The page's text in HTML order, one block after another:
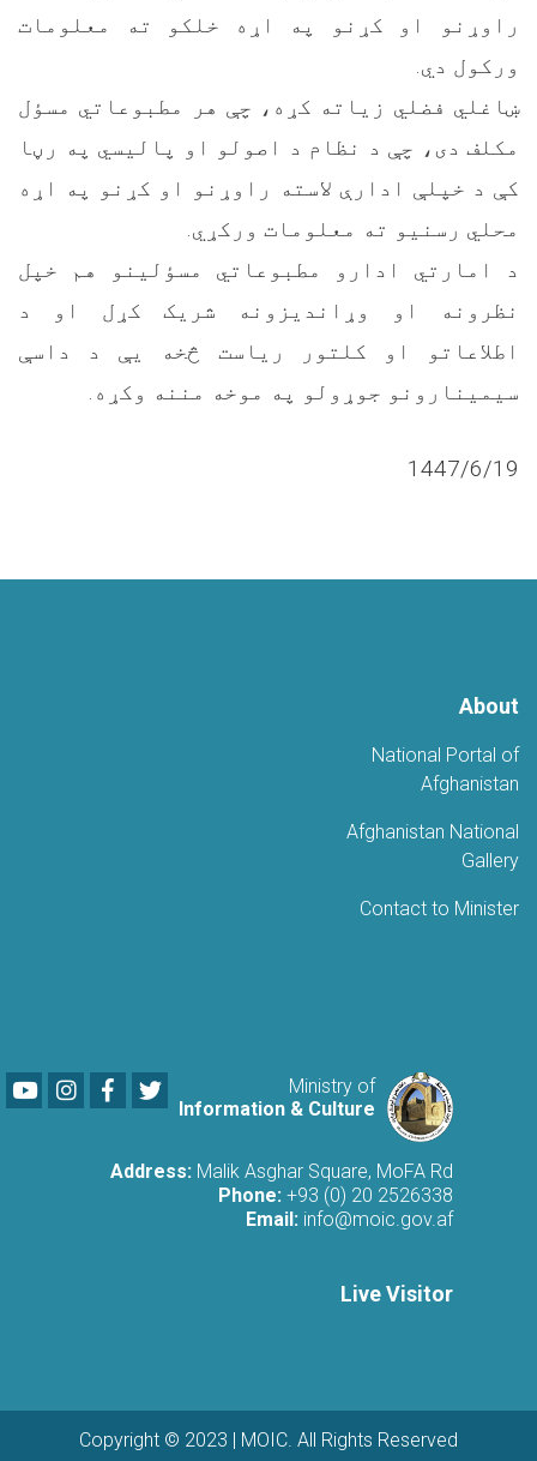
راوړنو او کړنو په اړه خلکو ته معلومات
ورکول دي.
ښاغلي فضلي زیاته کړه، چې هر مطبوعاتي مسؤل
مکلف دی، چې د نظام د اصولو او پالیسي په رڼا
کې د خپلې ادارې لاسته راوړنو او کړنو په اړه
محلي رسنیو ته معلومات ورکړي.
د امارتي ادارو مطبوعاتي مسؤلینو هم خپل
نظرونه او وړاندیزونه شریک کړل او د
اطلاعاتو او کلتور ریاست څخه یې د داسې
سیمینارونو جوړولو په موخه مننه وکړه.
1447/6/19
About
National Portal of
Afghanistan
Afghanistan National
Gallery
Contact to Minister
Ministry of
Information & Culture
YoutubeLinkedIn
Facebook
Address: Malik Asghar Square, MoFA Rd
Phone: +93 (0) 20 2526338
Email: info@moic.gov.af
Live Visitor
Copyright © 2023 | MOIC. All Rights Reserved